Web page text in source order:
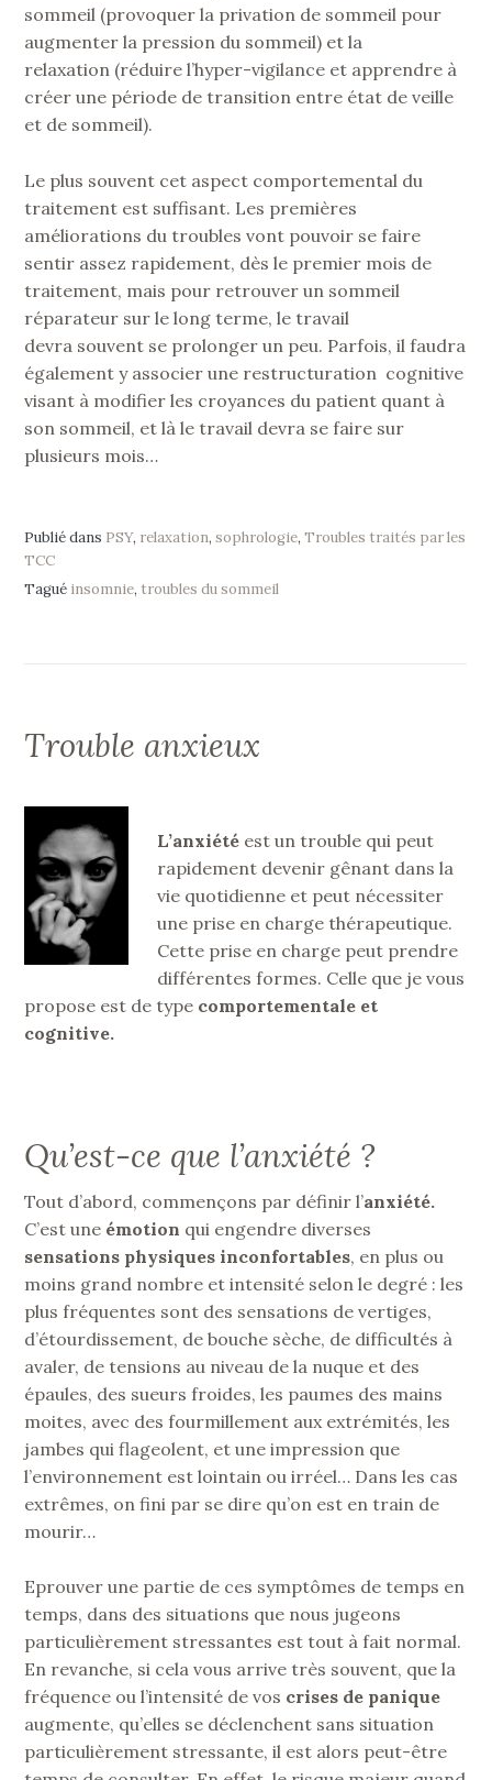
sommeil (provoquer la privation de sommeil pour
augmenter la pression du sommeil) et la
relaxation (réduire l’hyper-vigilance et apprendre à
créer une période de transition entre état de veille
et de sommeil).
Le plus souvent cet aspect comportemental du
traitement est suffisant. Les premières
améliorations du troubles vont pouvoir se faire
sentir assez rapidement, dès le premier mois de
traitement, mais pour retrouver un sommeil
réparateur sur le long terme, le travail
devra souvent se prolonger un peu. Parfois, il faudra
également y associer une restructuration cognitive
visant à modifier les croyances du patient quant à
son sommeil, et là le travail devra se faire sur
plusieurs mois…
Publié dans PSY, relaxation,sophrologie,Troubles traités par les
TCC
Tagué insomnie, troubles du sommeil
Trouble anxieux
L’anxiété est un trouble qui peut
rapidement devenir gênant dans la
vie quotidienne et peut nécessiter
une prise en charge thérapeutique.
Cette prise en charge peut prendre
différentes formes. Celle que je vous
propose est de type comportementale et
cognitive.
Qu’est-ce que l’anxiété ?
Tout d’abord, commençons par définir l’anxiété.
C’est une émotion qui engendre diverses
sensations physiques inconfortables, en plus ou
moins grand nombre et intensité selon le degré : les
plus fréquentes sont des sensations de vertiges,
d’étourdissement, de bouche sèche, de difficultés à
avaler, de tensions au niveau de la nuque et des
épaules, des sueurs froides, les paumes des mains
moites, avec des fourmillement aux extrémités, les
jambes qui flageolent, et une impression que
l’environnement est lointain ou irréel… Dans les cas
extrêmes, on fini par se dire qu’on est en train de
mourir…
Eprouver une partie de ces symptômes de temps en
temps, dans des situations que nous jugeons
particulièrement stressantes est tout à fait normal.
En revanche, si cela vous arrive très souvent, que la
fréquence ou l’intensité de vos crises de panique
augmente, qu’elles se déclenchent sans situation
particulièrement stressante, il est alors peut-être